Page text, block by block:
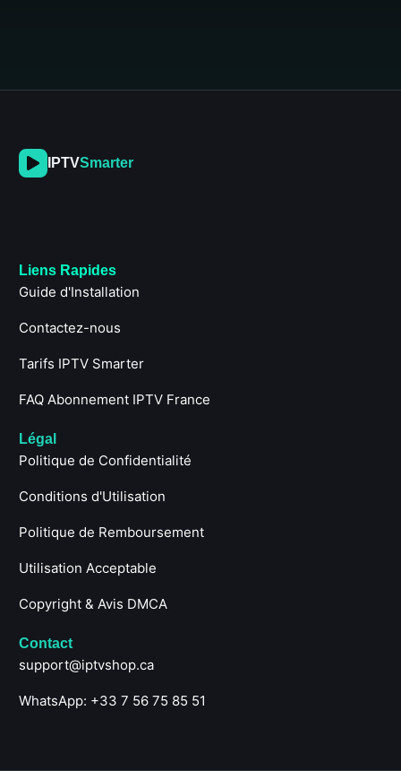
IPTVSmarter
Liens Rapides
Guide d'Installation
Contactez-nous
Tarifs IPTV Smarter
FAQ Abonnement IPTV France
Légal
Politique de Confidentialité
Conditions d'Utilisation
Politique de Remboursement
Utilisation Acceptable
Copyright & Avis DMCA
Contact
support@iptvshop.ca
WhatsApp: +33 7 56 75 85 51